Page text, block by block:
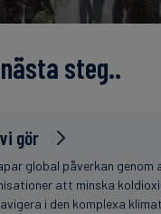
finanser
steg..
gör
global påverkan genom
att minska
i den komplexa